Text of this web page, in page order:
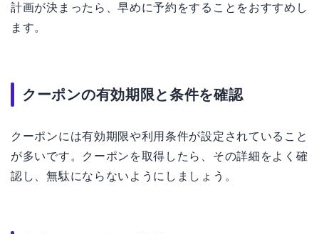
計画が決まったら、早めに予約をすることをおすすめし
ます。
クーポンの有効期限と条件を確認
クーポンには有効期限や利用条件が設定されていること
が多いです。クーポンを取得したら、その詳細をよく確
認し、無駄にならないようにしましょう。